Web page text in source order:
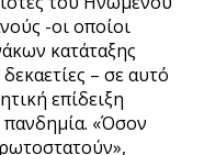
-οι οποίοι
κατάταξης
– σε αυτό
επίδειξη
πανδημία. «Όσον